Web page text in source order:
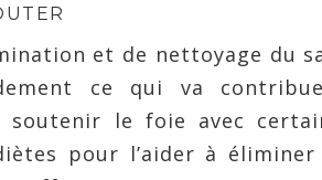
et de nettoyage du
ce qui va
soutenir le foie avec
pour l’aider à éliminer